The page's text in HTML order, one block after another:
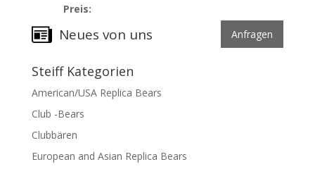
Preis:
Anfragen
Neues von uns
Steiff Kategorien
American/USA Replica Bears
Club -Bears
Clubbären
European and Asian Replica Bears